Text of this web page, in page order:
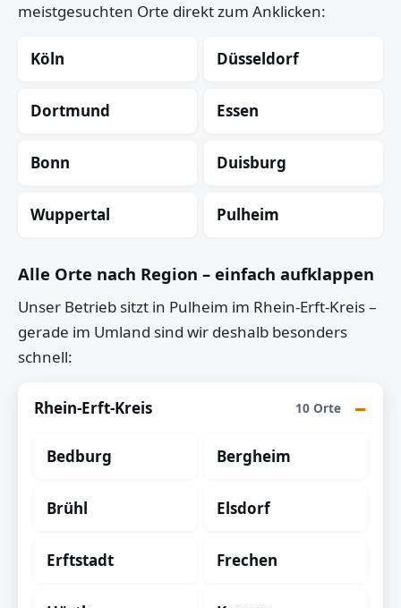
meistgesuchten Orte direkt zum Anklicken:
Köln Düsseldorf
Dortmund Essen
Bonn Duisburg
Wuppertal Pulheim
Alle Orte nach Region – einfach aufklappen
Unser Betrieb sitzt in Pulheim im Rhein-Erft-Kreis –
gerade im Umland sind wir deshalb besonders
schnell:
Rhein-Erft-Kreis 10 Orte
Bedburg Bergheim
Brühl Elsdorf
Erftstadt Frechen